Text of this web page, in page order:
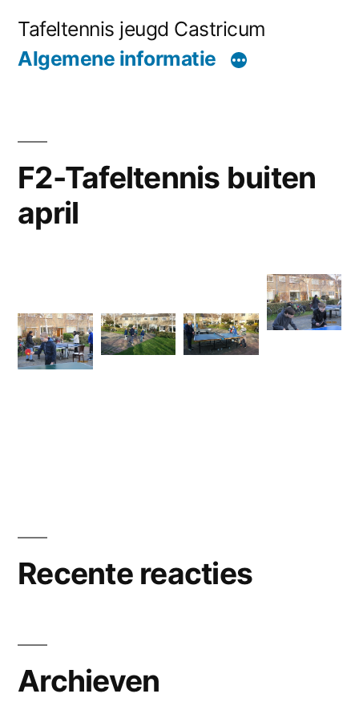
inhoud
Tafeltennis jeugd Castricum
Algemene informatie
F2-Tafeltennis buiten
april
Recente reacties
Archieven